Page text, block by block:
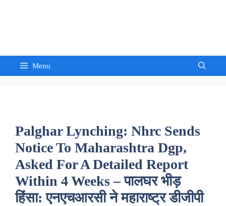
Menu
Palghar Lynching: Nhrc Sends
Notice To Maharashtra Dgp,
Asked For A Detailed Report
Within 4 Weeks – पालघर भीड़
हिंसा: एनएचआरसी ने महाराष्ट्र डीजीपी